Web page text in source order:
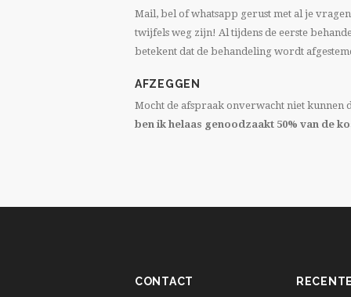
Mail, bel of whatsapp gerust met al je
twijfels weg zijn! Al tijdens de eerste
betekent dat de behandeling wordt
AFZEGGEN
Mocht de afspraak onverwacht niet kunnen
ben ik helaas genoodzaakt 50% van de
CONTACT